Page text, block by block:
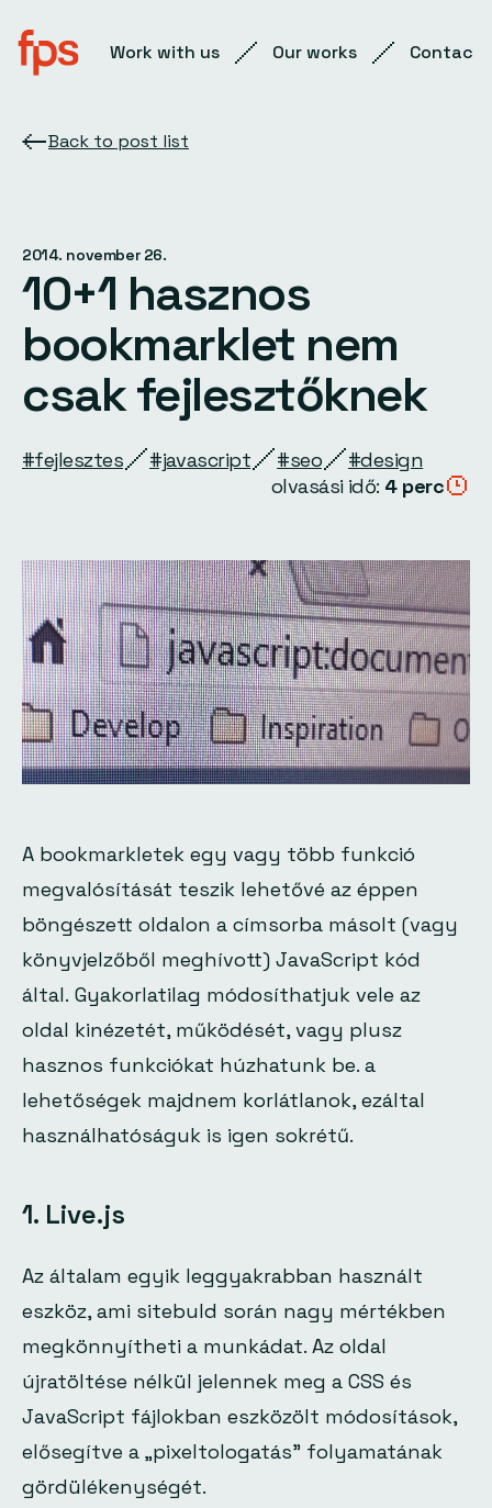
Work with us Our works Contact
Back to post list
2014. november 26.
10+1 hasznos
bookmarklet nem
csak fejlesztőknek
#fejlesztes #javascript #seo
#design
olvasási idő: 4 perc
A bookmarkletek egy vagy több funkció
megvalósítását teszik lehetővé az éppen
böngészett oldalon a címsorba másolt (vagy
könyvjelzőből meghívott) JavaScript kód
által. Gyakorlatilag módosíthatjuk vele az
oldal kinézetét, működését, vagy plusz
hasznos funkciókat húzhatunk be. a
lehetőségek majdnem korlátlanok, ezáltal
használhatóságuk is igen sokrétű.
1. Live.js
Az általam egyik leggyakrabban használt
eszköz, ami sitebuld során nagy mértékben
megkönnyítheti a munkádat. Az oldal
újratöltése nélkül jelennek meg a CSS és
JavaScript fájlokban eszközölt módosítások,
elősegítve a „pixeltologatás” folyamatának
gördülékenységét.